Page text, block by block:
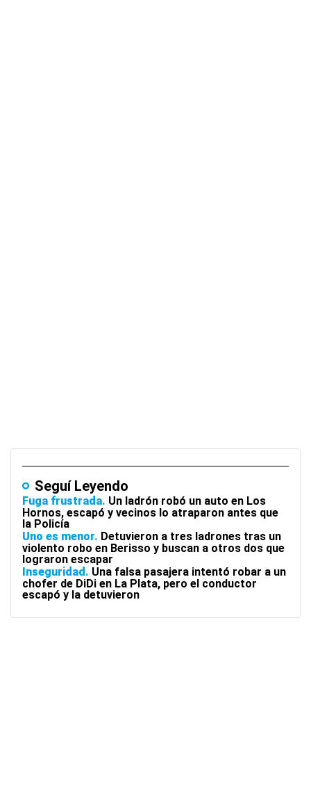
Seguí Leyendo
Fuga frustrada Un ladrón robó un auto en Los
Hornos, escapó y vecinos lo atraparon antes que
la Policía
Uno es menor Detuvieron a tres ladrones tras un
violento robo en Berisso y buscan a otros dos que
lograron escapar
Inseguridad
Una falsa pasajera intentó robar a un
chofer de DiDi en La Plata, pero el conductor
escapó y la detuvieron